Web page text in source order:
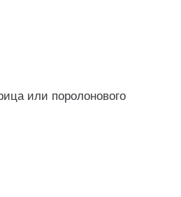
или поролонового